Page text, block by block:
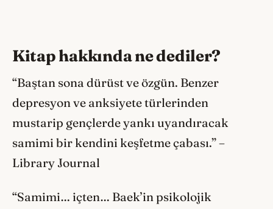
Kitap hakkında ne dediler?
“Baştan sona dürüst ve özgün. Benzer
depresyon ve anksiyete türlerinden
mustarip gençlerde yankı uyandıracak
samimi bir kendini keşfetme çabası.” –
Library Journal
“Samimi… içten… Baek’in psikolojik